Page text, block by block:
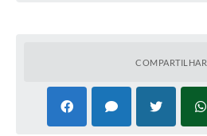
COMPARTILHAR